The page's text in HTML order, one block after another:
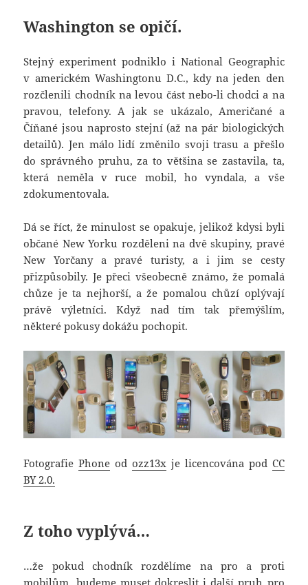
Washington se opičí.
Stejný experiment podniklo i National Geographic
v americkém Washingtonu D.C., kdy na jeden den
rozčlenili chodník na levou část nebo-li chodci a na
pravou, telefony. A jak se ukázalo, Američané a
Číňané jsou naprosto stejní (až na pár biologických
detailů). Jen málo lidí změnilo svoji trasu a přešlo
do správného pruhu, za to většina se zastavila, ta,
která neměla v ruce mobil, ho vyndala, a vše
zdokumentovala.
Dá se říct, že minulost se opakuje, jelikož kdysi byli
občané New Yorku rozděleni na dvě skupiny, pravé
New Yorčany a pravé turisty, a i jim se cesty
přizpůsobily. Je přeci všeobecně známo, že pomalá
chůze je ta nejhorší, a že pomalou chůzí oplývají
právě výletníci. Když nad tím tak přemýšlím,
některé pokusy dokážu pochopit.
FotografiePhone odozz13x je licencována pod CC
BY 2.0.
Z toho vyplývá…
…že pokud chodník rozdělíme na pro a proti